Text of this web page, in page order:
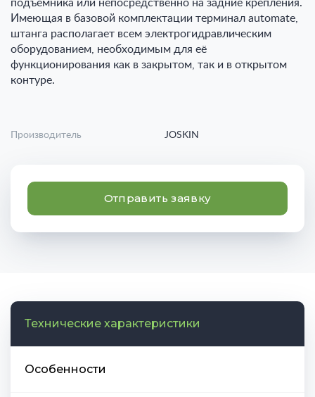
подъемника или непосредственно на задние крепления.
Имеющая в базовой комплектации терминал automate,
штанга располагает всем электрогидравлическим
оборудованием, необходимым для её
функционирования как в закрытом, так и в открытом
контуре.
Производитель JOSKIN
Отправить заявку
Технические характеристики
Особенности